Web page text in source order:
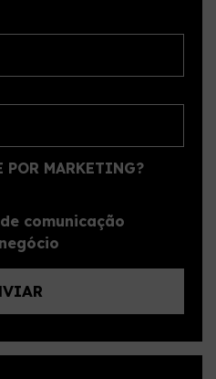
POR MARKETING?
comunicação